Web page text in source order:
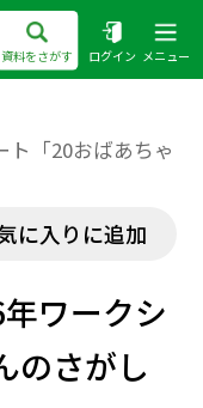
資料をさがす ログイン メニュー
ト「20おばあちゃ
に入りに追加
ワークシ
のさがし